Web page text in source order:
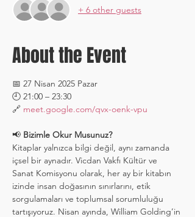
+ 6 other guests
About the Event
📅 27 Nisan 2025 Pazar
🕘 21:00 – 23:30
🔗 meet.google.com/qvx-oenk-vpu
📢 Bizimle Okur Musunuz?
Kitaplar yalnızca bilgi değil, aynı zamanda
içsel bir aynadır. Vicdan Vakfı Kültür ve
Sanat Komisyonu olarak, her ay bir kitabın
izinde insan doğasının sınırlarını, etik
sorgulamaları ve toplumsal sorumluluğu
tartışıyoruz. Nisan ayında, William Golding’in